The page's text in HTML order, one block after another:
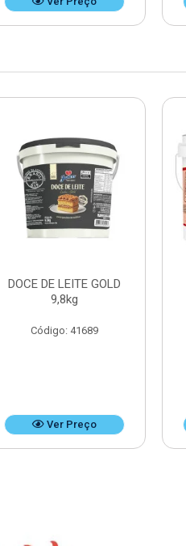
DOCE DE LEITE GOLD
9,8kg
Código: 41689
Ver Preço